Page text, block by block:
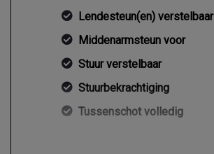
Lendesteun(en) verstelbaar
Middenarmsteun voor
Stuur verstelbaar
Stuurbekrachtiging
Tussenschot volledig